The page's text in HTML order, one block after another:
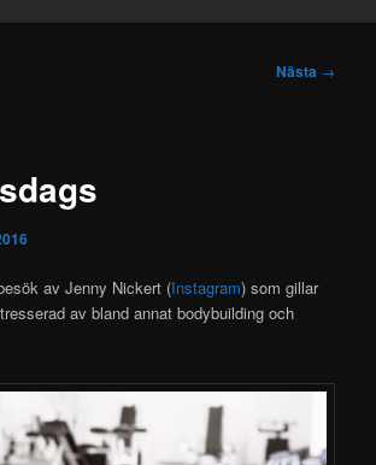
Nästa →
av Jenny Nickert (Instagram) som gillar
av bland annat bodybuilding och